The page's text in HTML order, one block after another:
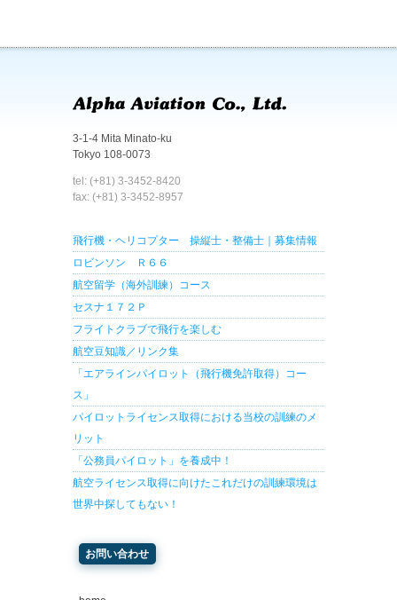
3-1-4 Mita Minato-ku
Tokyo 108-0073
tel: (+81) 3-3452-8420
fax: (+81) 3-3452-8957
飛行機・ヘリコプター 操縦士・整備士｜募集情報
ロビンソン Ｒ６６
航空留学（海外訓練）コース
セスナ１７２Ｐ
フライトクラブで飛行を楽しむ
航空豆知識／リンク集
「エアラインパイロット（飛行機免許取得）コー
ス」
パイロットライセンス取得における当校の訓練のメ
リット
「公務員パイロット」を養成中！
航空ライセンス取得に向けたこれだけの訓練環境は
世界中探してもない！
お問い合わせ